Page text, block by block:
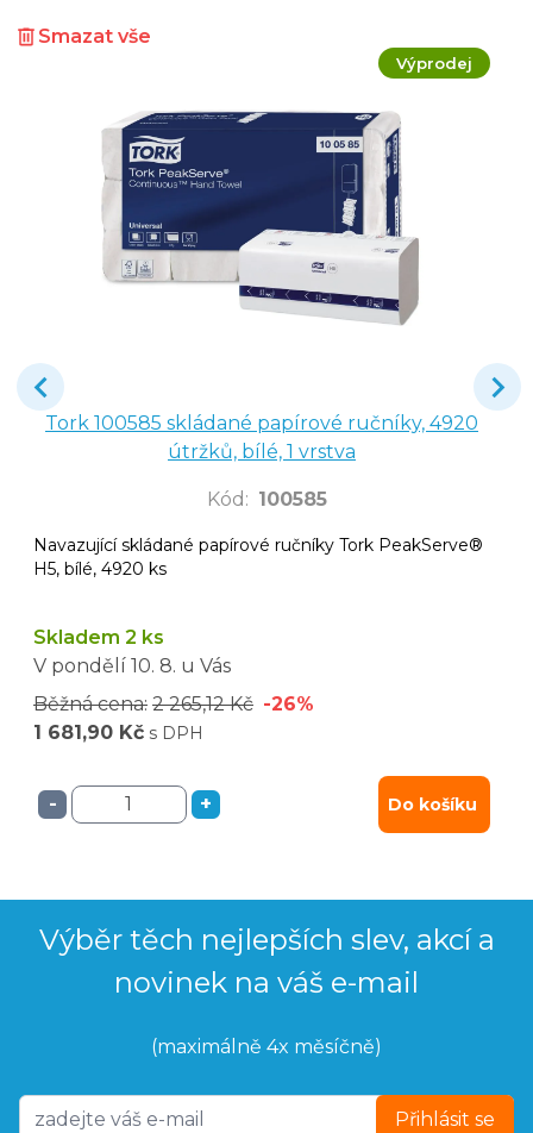
Smazat vše
Výprodej
Tork 100585 skládané papírové ručníky, 4920
útržků, bílé, 1 vrstva
Kód : 100585
Navazující skládané papírové ručníky Tork PeakServe®
H5, bílé, 4920 ks
Skladem 2 ks
V pondělí 10. 8. u Vás
Běžná cena: 2 265,12 Kč -26%
1 681,90 Kč s DPH
- + Do košíku
Výběr těch nejlepších slev, akcí a
novinek na váš e-mail
(maximálně 4x měsíčně)
Přihlásit se